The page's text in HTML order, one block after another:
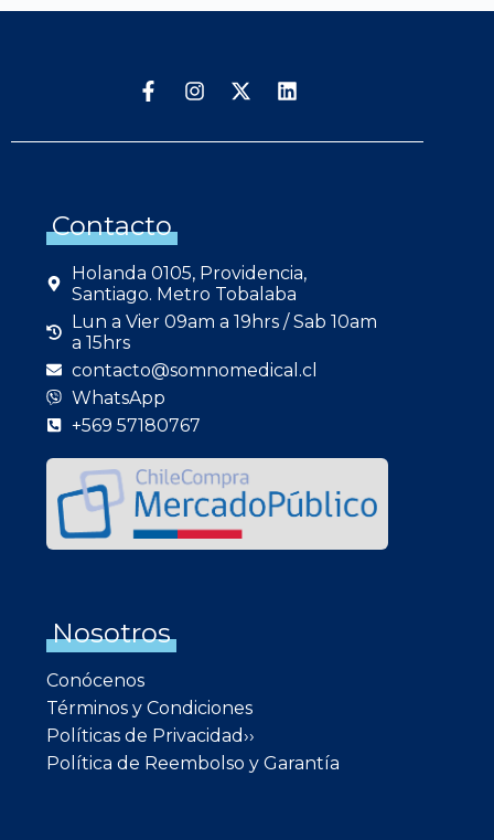
Contacto
Holanda 0105, Providencia,
Santiago. Metro Tobalaba
Lun a Vier 09am a 19hrs / Sab 10am
a 15hrs
contacto@somnomedical.cl
WhatsApp
+569 57180767
Nosotros
Conócenos
Términos y Condiciones
Políticas de Privacidad››
Política de Reembolso y Garantía